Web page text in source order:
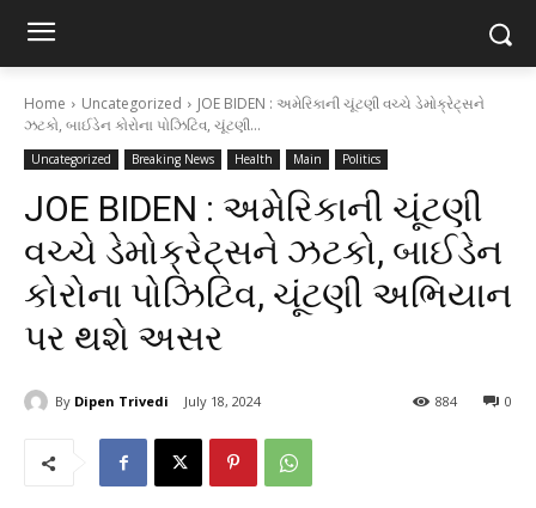
Home Uncategorized
JOE BIDEN : અમેરિકાની ચૂંટણી વચ્ચે ડેમોક્રેટ્સને
ઝટકો, બાઈડેન કોરોના પોઝિટિવ, ચૂંટણી...
Uncategorized Breaking News Health Main Politics
JOE BIDEN : અમેરિકાની ચૂંટણી
વચ્ચે ડેમોક્રેટ્સને ઝટકો, બાઈડેન
કોરોના પોઝિટિવ, ચૂંટણી અભિયાન
પર થશે અસર
By Dipen Trivedi July 18, 2024 0
884